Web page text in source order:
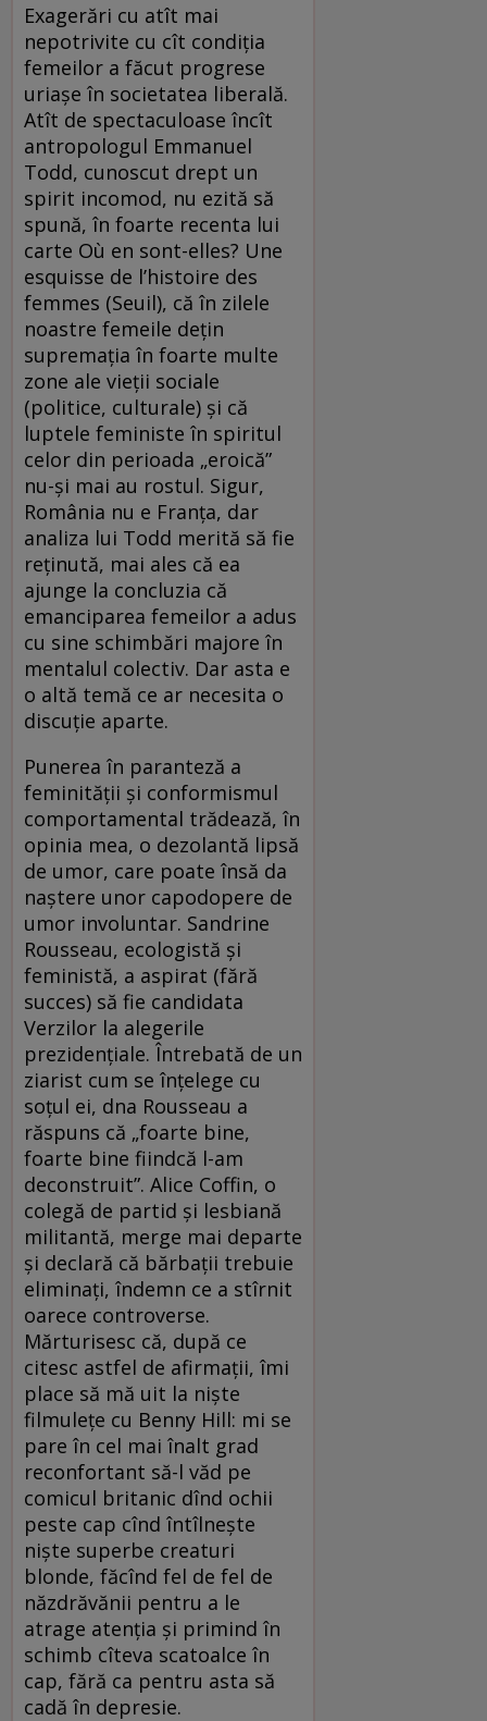
Exagerări cu atît mai
nepotrivite cu cît condiția
femeilor a făcut progrese
uriașe în societatea liberală.
Atît de spectaculoase încît
antropologul Emmanuel
Todd, cunoscut drept un
spirit incomod, nu ezită să
spună, în foarte recenta lui
carte Où en sont-elles? Une
esquisse de l’histoire des
femmes (Seuil), că în zilele
noastre femeile dețin
supremația în foarte multe
zone ale vieții sociale
(politice, culturale) și că
luptele feministe în spiritul
celor din perioada „eroică”
nu-și mai au rostul. Sigur,
România nu e Franța, dar
analiza lui Todd merită să fie
reținută, mai ales că ea
ajunge la concluzia că
emanciparea femeilor a adus
cu sine schimbări majore în
mentalul colectiv. Dar asta e
o altă temă ce ar necesita o
discuție aparte.
Punerea în paranteză a
feminității și conformismul
comportamental trădează, în
opinia mea, o dezolantă lipsă
de umor, care poate însă da
naștere unor capodopere de
umor involuntar. Sandrine
Rousseau, ecologistă și
feministă, a aspirat (fără
succes) să fie candidata
Verzilor la alegerile
prezidențiale. Întrebată de un
ziarist cum se înțelege cu
soțul ei, dna Rousseau a
răspuns că „foarte bine,
foarte bine fiindcă l-am
deconstruit”. Alice Coffin, o
colegă de partid și lesbiană
militantă, merge mai departe
și declară că bărbații trebuie
eliminați, îndemn ce a stîrnit
oarece controverse.
Mărturisesc că, după ce
citesc astfel de afirmații, îmi
place să mă uit la niște
filmulețe cu Benny Hill: mi se
pare în cel mai înalt grad
reconfortant să-l văd pe
comicul britanic dînd ochii
peste cap cînd întîlnește
niște superbe creaturi
blonde, făcînd fel de fel de
năzdrăvănii pentru a le
atrage atenția și primind în
schimb cîteva scatoalce în
cap, fără ca pentru asta să
cadă în depresie.